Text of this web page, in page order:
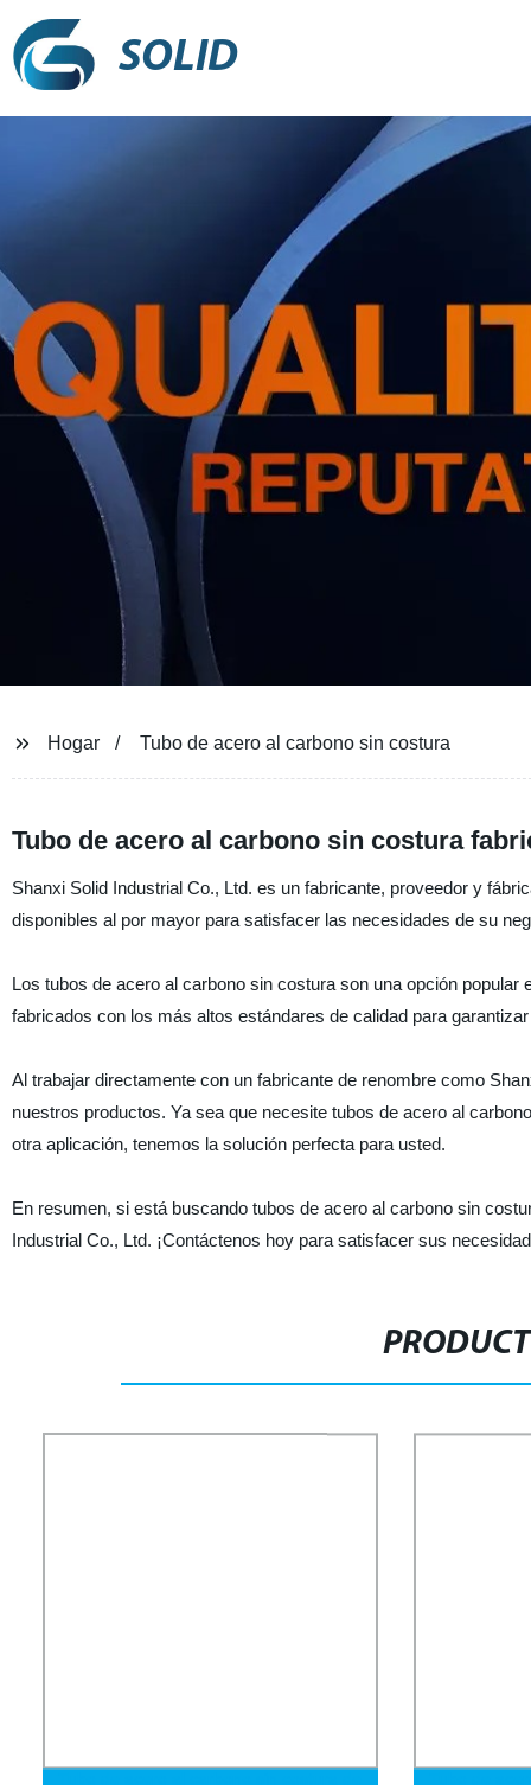
SOLID
Hogar Tubo de acero al carbono sin costura
Tubo de acero al carbono sin costura
Shanxi Solid Industrial Co., Ltd. es un fabricante, proveedor y
disponibles al por mayor para satisfacer las necesidades de su
Los tubos de acero al carbono sin costura son una opción
fabricados con los más altos estándares de calidad para
Al trabajar directamente con un fabricante de renombre como
nuestros productos. Ya sea que necesite tubos de acero al
otra aplicación, tenemos la solución perfecta para usted.
En resumen, si está buscando tubos de acero al carbono sin
Industrial Co., Ltd. ¡Contáctenos hoy para satisfacer sus